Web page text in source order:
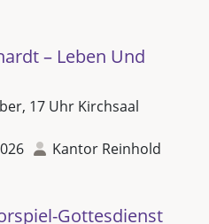
– Leben Und
17 Uhr Kirchsaal
Kantor Reinhold
Gottesdienst